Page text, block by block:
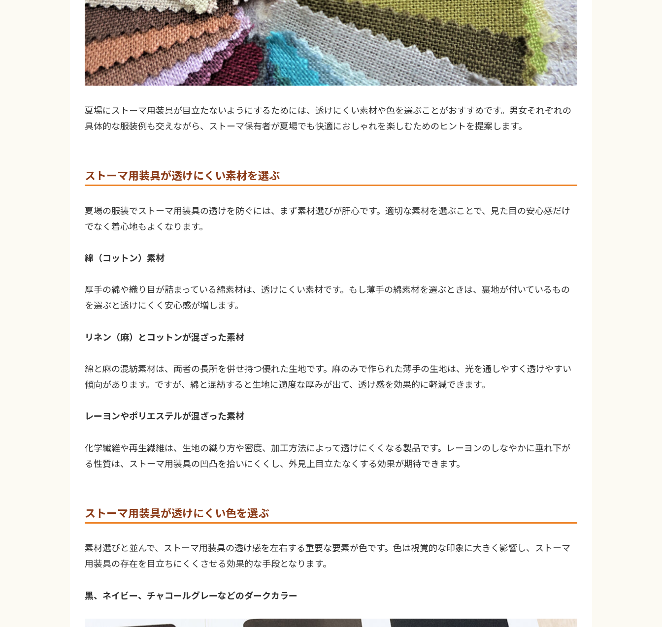
夏場にストーマ用装具が目立たないようにするためには、透けにくい素材や色を選ぶことがおすすめです。男女それぞれの
具体的な服装例も交えながら、ストーマ保有者が夏場でも快適におしゃれを楽しむためのヒントを提案します。
ストーマ用装具が透けにくい素材を選ぶ
夏場の服装でストーマ用装具の透けを防ぐには、まず素材選びが肝心です。適切な素材を選ぶことで、見た目の安心感だけ
でなく着心地もよくなります。
綿（コットン）素材
厚手の綿や織り目が詰まっている綿素材は、透けにくい素材です。もし薄手の綿素材を選ぶときは、裏地が付いているもの
を選ぶと透けにくく安心感が増します。
リネン（麻）とコットンが混ざった素材
綿と麻の混紡素材は、両者の長所を併せ持つ優れた生地です。麻のみで作られた薄手の生地は、光を通しやすく透けやすい
傾向があります。ですが、綿と混紡すると生地に適度な厚みが出て、透け感を効果的に軽減できます。
レーヨンやポリエステルが混ざった素材
化学繊維や再生繊維は、生地の織り方や密度、加工方法によって透けにくくなる製品です。レーヨンのしなやかに垂れ下が
る性質は、ストーマ用装具の凹凸を拾いにくくし、外見上目立たなくする効果が期待できます。
ストーマ用装具が透けにくい色を選ぶ
素材選びと並んで、ストーマ用装具の透け感を左右する重要な要素が色です。色は視覚的な印象に大きく影響し、ストーマ
用装具の存在を目立ちにくくさせる効果的な手段となります。
黒、ネイビー、チャコールグレーなどのダークカラー